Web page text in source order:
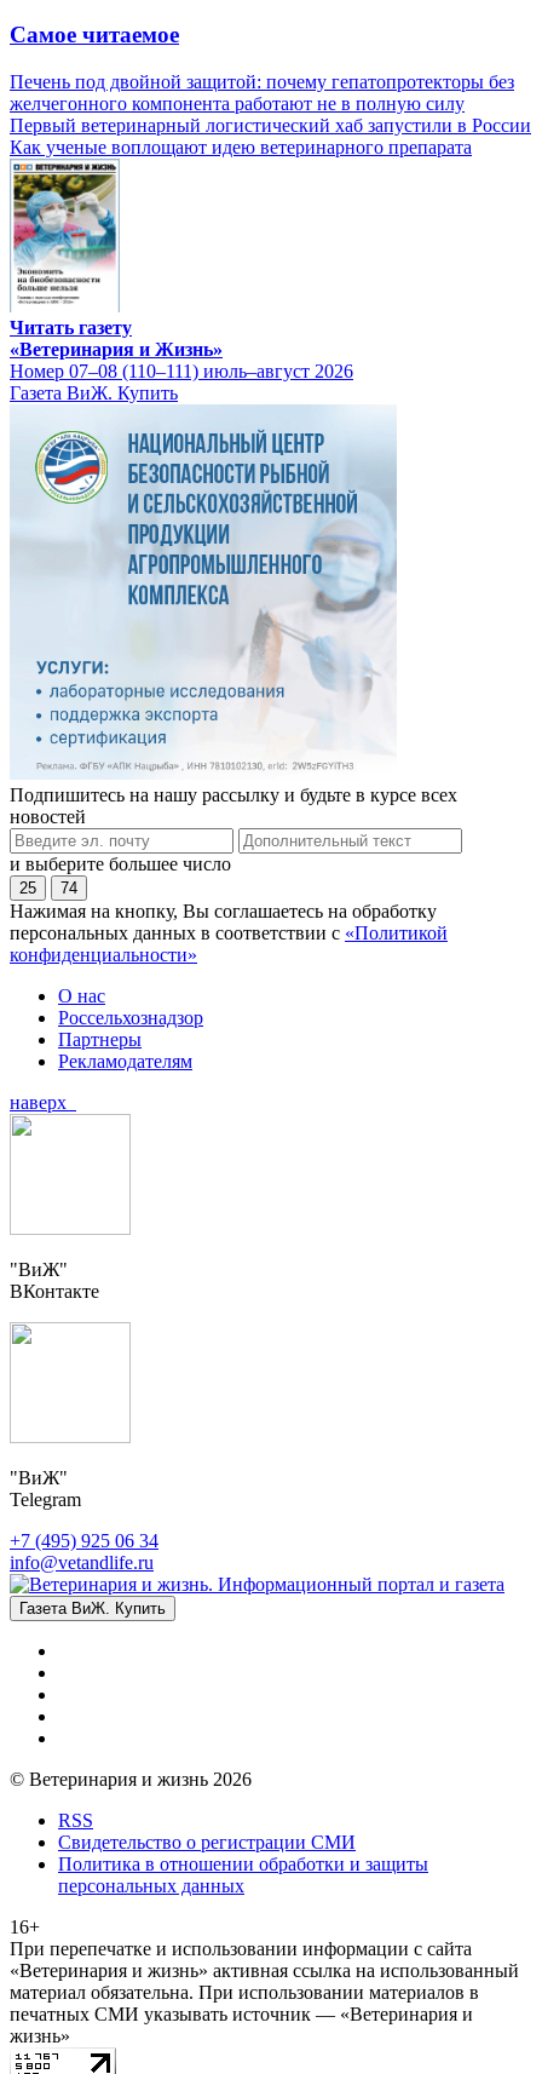
Самое читаемое
Печень под двойной защитой: почему гепатопротекторы без
желчегонного компонента работают не в полную силу
Первый ветеринарный логистический хаб запустили в России
Как ученые воплощают идею ветеринарного препарата
Читать газету
«Ветеринария и Жизнь»
Номер 07–08 (110–111) июль–август 2026
Газета ВиЖ. Купить
Подпишитесь на нашу рассылку и будьте в курсе всех
новостей
и выберите большее число
25 74
Нажимая на кнопку, Вы соглашаетесь на обработку
персональных данных в соответствии с «Политикой
конфиденциальности»
О нас
Россельхознадзор
Партнеры
Рекламодателям
наверх
"ВиЖ"
ВКонтакте
"ВиЖ"
Telegram
+7 (495) 925 06 34
info@vetandlife.ru
Газета ВиЖ. Купить
© Ветеринария и жизнь 2026
RSS
Свидетельство о регистрации СМИ
Политика в отношении обработки и защиты
персональных данных
16+
При перепечатке и использовании информации с сайта
«Ветеринария и жизнь» активная ссылка на использованный
материал обязательна. При использовании материалов в
печатных СМИ указывать источник — «Ветеринария и
жизнь»